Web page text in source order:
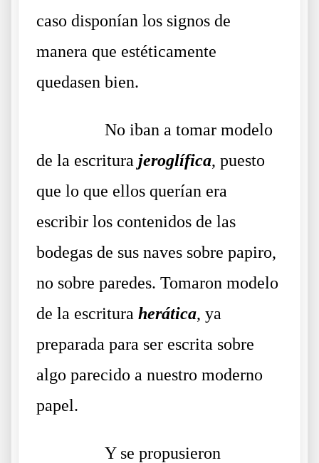
caso disponían los signos de
manera que estéticamente
quedasen bien.
No iban a tomar modelo
de la escritura jeroglífica, puesto
que lo que ellos querían era
escribir los contenidos de las
bodegas de sus naves sobre papiro,
no sobre paredes. Tomaron modelo
de la escritura herática, ya
preparada para ser escrita sobre
algo parecido a nuestro moderno
papel.
Y se propusieron